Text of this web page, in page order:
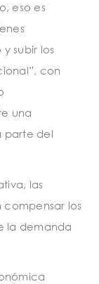
eso es
subir los
con
una
parte del
las
los
la demanda